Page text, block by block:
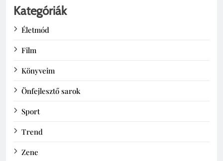
Kategóriák
Életmód
Film
Könyveim
Önfejlesztő sarok
Sport
Trend
Zene